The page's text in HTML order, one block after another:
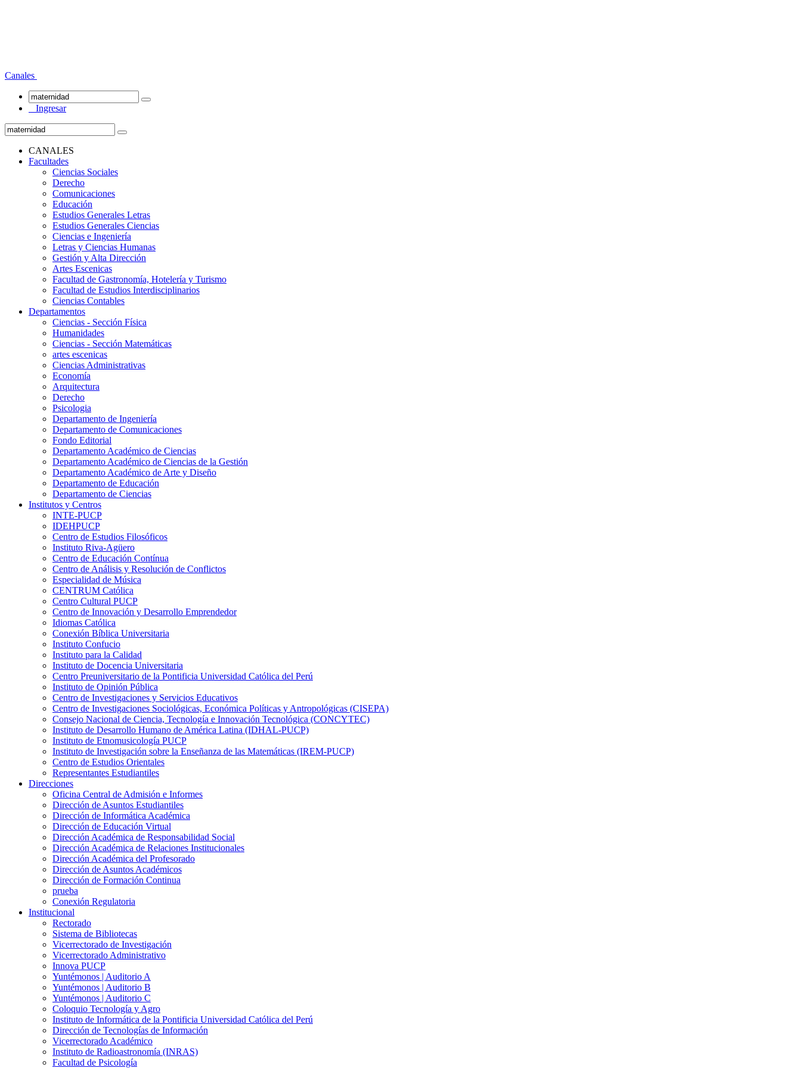
Canales
Ingresar
CANALES
Facultades
Ciencias Sociales
Derecho
Comunicaciones
Educación
Estudios Generales Letras
Estudios Generales Ciencias
Ciencias e Ingeniería
Letras y Ciencias Humanas
Gestión y Alta Dirección
Artes Escenicas
Facultad de Gastronomía, Hotelería y Turismo
Facultad de Estudios Interdisciplinarios
Ciencias Contables
Departamentos
Ciencias - Sección Física
Humanidades
Ciencias - Sección Matemáticas
artes escenicas
Ciencias Administrativas
Economía
Arquitectura
Derecho
Psicologia
Departamento de Ingeniería
Departamento de Comunicaciones
Fondo Editorial
Departamento Académico de Ciencias
Departamento Académico de Ciencias de la Gestión
Departamento Académico de Arte y Diseño
Departamento de Educación
Departamento de Ciencias
Institutos y Centros
INTE-PUCP
IDEHPUCP
Centro de Estudios Filosóficos
Instituto Riva-Agüero
Centro de Educación Contínua
Centro de Análisis y Resolución de Conflictos
Especialidad de Música
CENTRUM Católica
Centro Cultural PUCP
Centro de Innovación y Desarrollo Emprendedor
Idiomas Católica
Conexión Bíblica Universitaria
Instituto Confucio
Instituto para la Calidad
Instituto de Docencia Universitaria
Centro Preuniversitario de la Pontificia Universidad Católica del Perú
Instituto de Opinión Pública
Centro de Investigaciones y Servicios Educativos
Centro de Investigaciones Sociológicas, Económica Políticas y Antropológicas (CISEPA)
Consejo Nacional de Ciencia, Tecnología e Innovación Tecnológica (CONCYTEC)
Instituto de Desarrollo Humano de América Latina (IDHAL-PUCP)
Instituto de Etnomusicología PUCP
Instituto de Investigación sobre la Enseñanza de las Matemáticas (IREM-PUCP)
Centro de Estudios Orientales
Representantes Estudiantiles
Direcciones
Oficina Central de Admisión e Informes
Dirección de Asuntos Estudiantiles
Dirección de Informática Académica
Dirección de Educación Virtual
Dirección Académica de Responsabilidad Social
Dirección Académica de Relaciones Institucionales
Dirección Académica del Profesorado
Dirección de Asuntos Académicos
Dirección de Formación Continua
prueba
Conexión Regulatoria
Institucional
Rectorado
Sistema de Bibliotecas
Vicerrectorado de Investigación
Vicerrectorado Administrativo
Innova PUCP
Yuntémonos | Auditorio A
Yuntémonos | Auditorio B
Yuntémonos | Auditorio C
Coloquio Tecnología y Agro
Instituto de Informática de la Pontificia Universidad Católica del Perú
Dirección de Tecnologías de Información
Vicerrectorado Académico
Instituto de Radioastronomía (INRAS)
Facultad de Psicología